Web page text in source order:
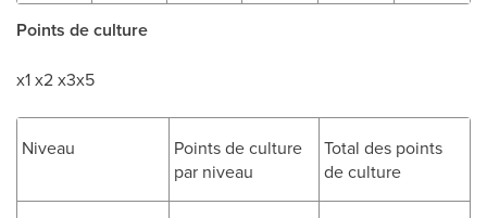
Points de culture
x1 x2 x3x5
Niveau
Points de culture
par niveau
Total des points
de culture